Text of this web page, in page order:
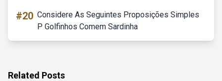
#20 Considere As Seguintes Proposições Simples
P Golfinhos Comem Sardinha
Related Posts